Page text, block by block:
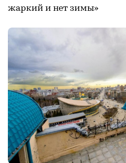
жаркий и нет зимы»